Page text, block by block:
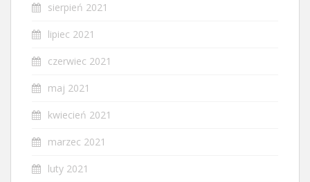
sierpień 2021
lipiec 2021
czerwiec 2021
maj 2021
kwiecień 2021
marzec 2021
luty 2021